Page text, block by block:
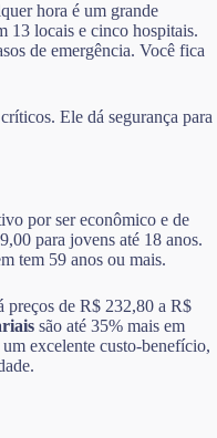
hora é um grande
13 locais e cinco hospitais.
de emergência. Você fica
Ele dá segurança para
por ser econômico e de
para jovens até 18 anos.
tem 59 anos ou mais.
preços de R$ 232,80 a R$
são até 35% mais em
excelente custo-benefício,